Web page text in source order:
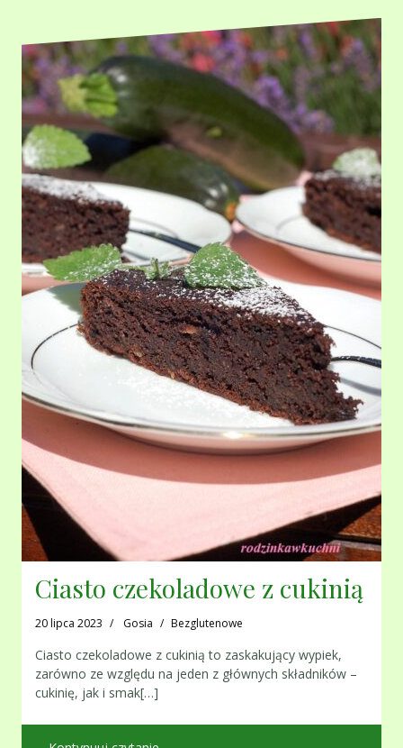
Ciasto czekoladowe z cukinią
20 lipca 2023 Gosia Bezglutenowe
Ciasto czekoladowe z cukinią to zaskakujący wypiek,
zarówno ze względu na jeden z głównych składników –
cukinię, jak i smak[…]